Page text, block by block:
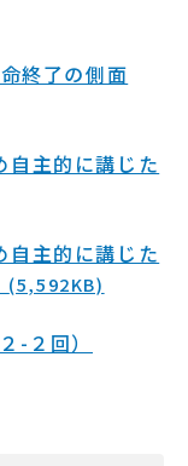
終了の側面
主的に講じた
主的に講じた
(5,592KB)
-２回）